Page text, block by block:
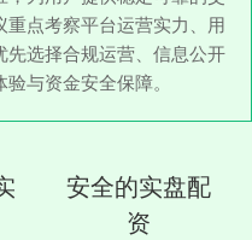
点考察平台运营实力、用
先选择合规运营、信息公开
与资金安全保障。
安全的实盘配
资